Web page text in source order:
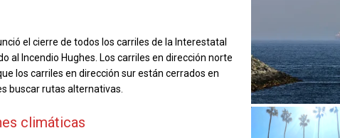
el cierre de todos los carriles de la Interestatal
al Incendio Hughes. Los carriles en dirección norte
los carriles en dirección sur están cerrados en
buscar rutas alternativas.
climáticas